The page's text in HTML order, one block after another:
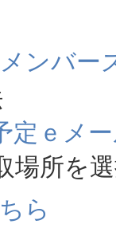
ンバー
定ｅメ
場所を
ら